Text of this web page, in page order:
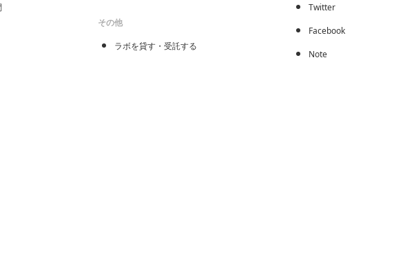
その他
ラボを貸す・受託する
Twitter
Facebook
Note